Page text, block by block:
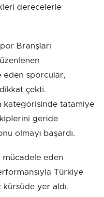
derecelerle
Branşları
eden sporcular,
çekti.
kategorisinde tatamiye
geride
olmayı başardı.
eden
Türkiye
yer aldı.